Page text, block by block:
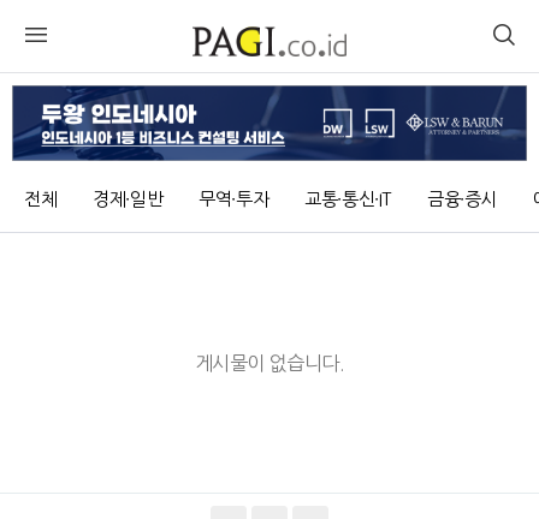
전체 경제∙일반 무역∙투자 교통∙통신∙IT 금융∙증시
게시물이 없습니다.